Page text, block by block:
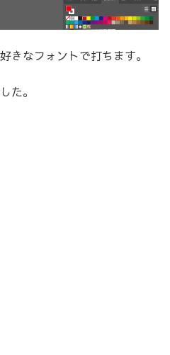
きなフォントで打ちます。
た。